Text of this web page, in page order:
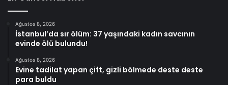
Ağustos 8, 2026
İstanbul’da sır ölüm: 37 yaşındaki kadın savcının
evinde ölü bulundu!
Ağustos 8, 2026
Evine tadilat yapan çift, gizli bölmede deste deste
para buldu